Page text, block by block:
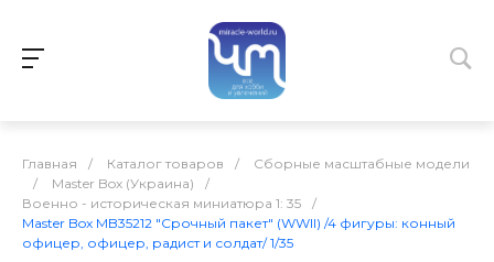
Главная / Каталог товаров /
Сборные масштабные модели
/
Master Box (Украина)
/
Военно - историческая миниатюра 1: 35
/
Master Box MB35212 "Срочный пакет" (WWII) /4 фигуры: конный
офицер, офицер, радист и солдат/ 1/35